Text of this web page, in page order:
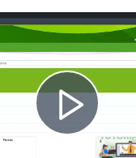
R